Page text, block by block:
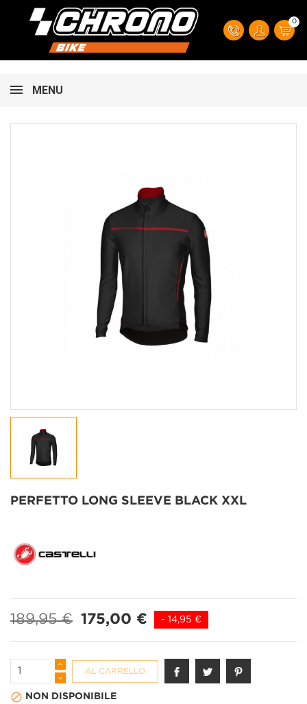
0
MENU
PERFETTO LONG SLEEVE BLACK XXL
189,95 € 175,00 € - 14,95 €
AL CARRELLO
 NON DISPONIBILE